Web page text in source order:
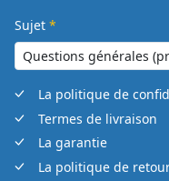
Sujet *
La politique de
Termes de livraison
La garantie
La politique de